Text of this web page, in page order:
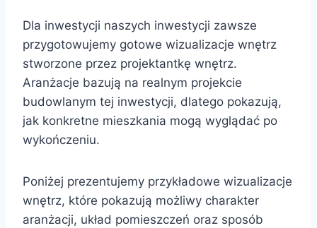
Dla inwestycji naszych inwestycji zawsze
przygotowujemy gotowe wizualizacje wnętrz
stworzone przez projektantkę wnętrz.
Aranżacje bazują na realnym projekcie
budowlanym tej inwestycji, dlatego pokazują,
jak konkretne mieszkania mogą wyglądać po
wykończeniu.
Poniżej prezentujemy przykładowe wizualizacje
wnętrz, które pokazują możliwy charakter
aranżacji, układ pomieszczeń oraz sposób